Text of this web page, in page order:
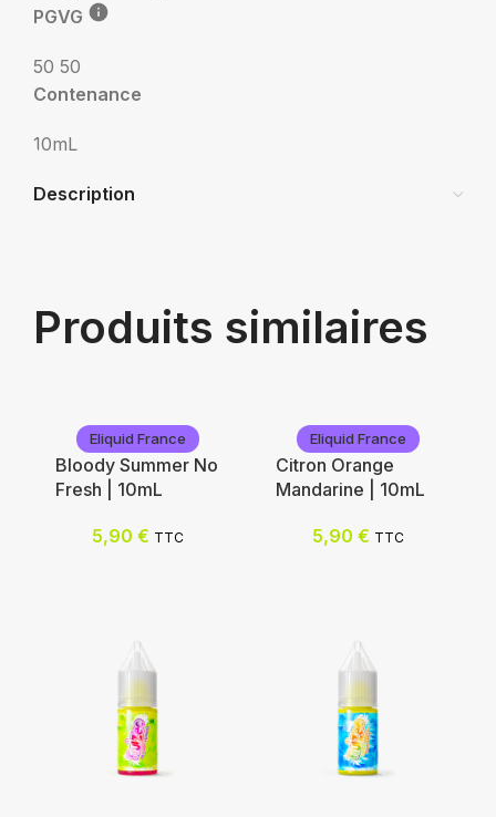
PGVG
50 50
Contenance
10mL
Description
Produits similaires
Eliquid France
Bloody Summer No
Fresh | 10mL
5,90 € TTC
Eliquid France
Citron Orange
Mandarine | 10mL
5,90 € TTC